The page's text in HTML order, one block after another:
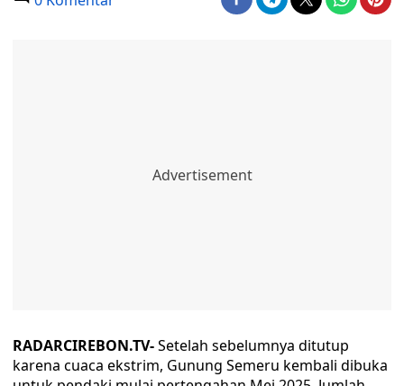
RADARCIREBON.TV-Setelah sebelumnya ditutup
karena cuaca ekstrim, Gunung Semeru kembali dibuka